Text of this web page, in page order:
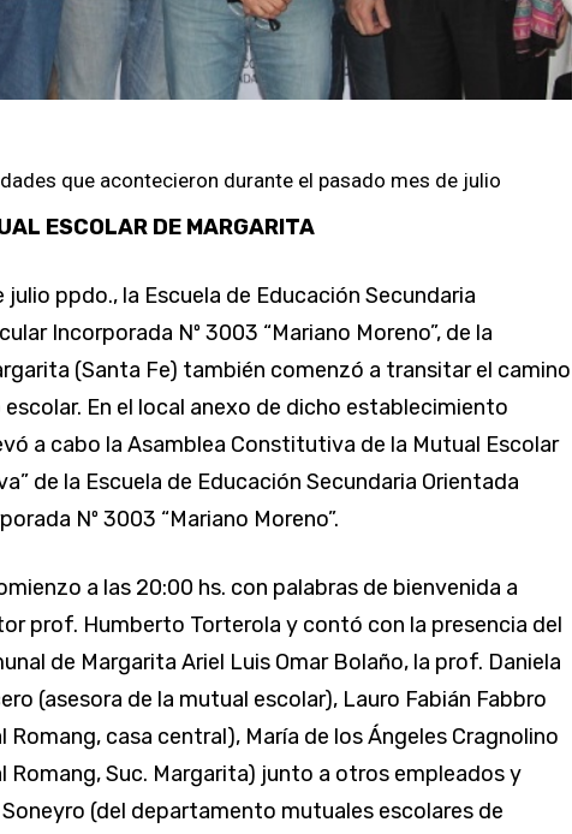
que acontecieron durante el pasado mes de julio
ESCOLAR DE MARGARITA
julio ppdo., la Escuela de Educación Secundaria
Incorporada Nº 3003 “Mariano Moreno”, de la
(Santa Fe) también comenzó a transitar el camino
En el local anexo de dicho establecimiento
a cabo la Asamblea Constitutiva de la Mutual Escolar
de la Escuela de Educación Secundaria Orientada
Nº 3003 “Mariano Moreno”.
a las 20:00 hs. con palabras de bienvenida a
prof. Humberto Torterola y contó con la presencia del
de Margarita Ariel Luis Omar Bolaño, la prof. Daniela
(asesora de la mutual escolar), Lauro Fabián Fabbro
Romang, casa central), María de los Ángeles Cragnolino
Romang, Suc. Margarita) junto a otros empleados y
(del departamento mutuales escolares de